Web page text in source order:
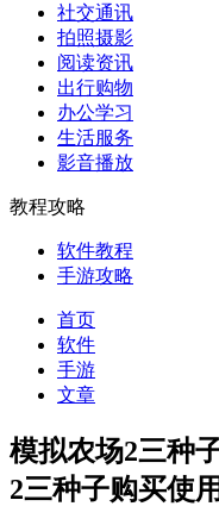
社交通讯
拍照摄影
阅读资讯
出行购物
办公学习
生活服务
影音播放
教程攻略
软件教程
手游攻略
首页
软件
手游
文章
模拟农场2三种
2三种子购买使